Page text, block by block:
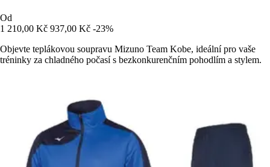
Od
1 210,00 Kč 937,00 Kč -23%
Objevte teplákovou soupravu Mizuno Team Kobe, ideální pro vaše
tréninky za chladného počasí s bezkonkurenčním pohodlím a stylem.